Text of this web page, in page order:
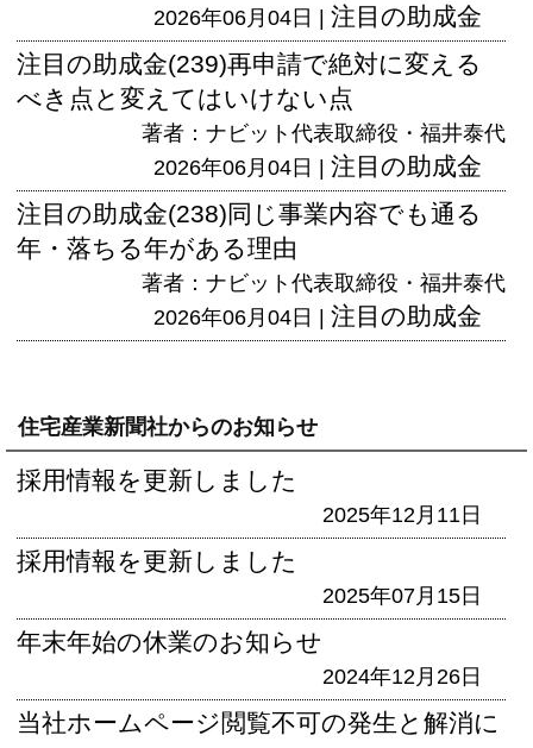
2026年06月04日 | 注目の助成金
注目の助成金(239)再申請で絶対に変える
べき点と変えてはいけない点
著者：ナビット代表取締役・福井泰代
2026年06月04日 | 注目の助成金
注目の助成金(238)同じ事業内容でも通る
年・落ちる年がある理由
著者：ナビット代表取締役・福井泰代
2026年06月04日 | 注目の助成金
住宅産業新聞社からのお知らせ
採用情報を更新しました
2025年12月11日
採用情報を更新しました
2025年07月15日
年末年始の休業のお知らせ
2024年12月26日
当社ホームページ閲覧不可の発生と解消に